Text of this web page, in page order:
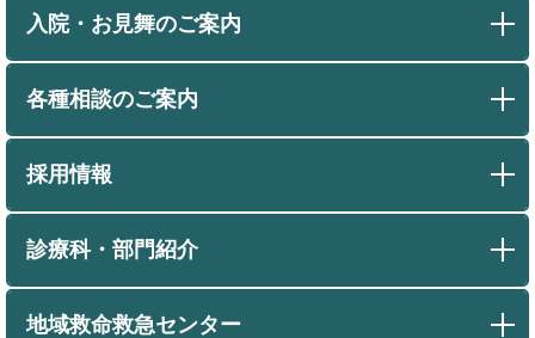
入院・お見舞のご案内
各種相談のご案内
採用情報
診療科・部門紹介
地域救命救急センター